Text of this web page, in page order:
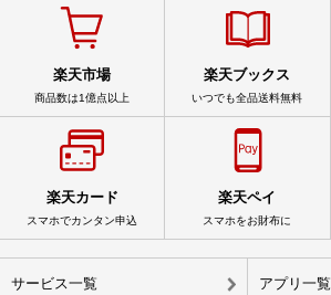
楽天市場
商品数は1億点以上
楽天ブックス
いつでも全品送料無料
楽天カード
スマホでカンタン申込
楽天ペイ
スマホをお財布に
サービス一覧 アプリ一覧